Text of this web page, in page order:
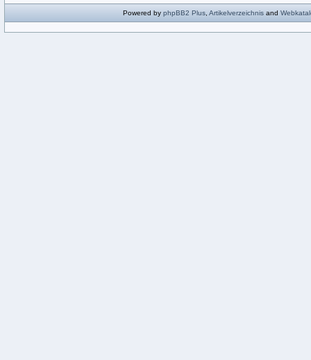
Powered by phpBB2 Plus Artikelverzeichnis and